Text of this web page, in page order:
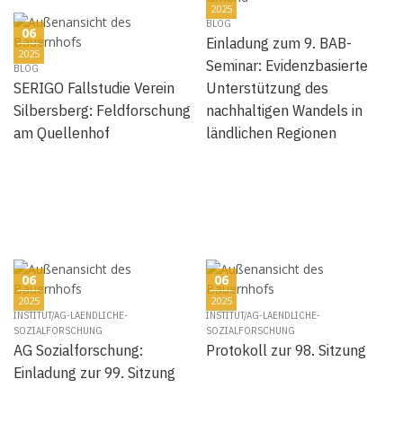
2025
BLOG
Einladung zum 9. BAB-
Seminar: Evidenzbasierte
Unterstützung des
nachhaltigen Wandels in
ländlichen Regionen
06
2025
BLOG
SERIGO Fallstudie Verein
Silbersberg: Feldforschung
am Quellenhof
06
2025
INSTITUT/AG-LAENDLICHE-
SOZIALFORSCHUNG
AG Sozialforschung:
Einladung zur 99. Sitzung
06
2025
INSTITUT/AG-LAENDLICHE-
SOZIALFORSCHUNG
Protokoll zur 98. Sitzung